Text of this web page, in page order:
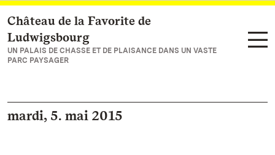
Vers la page d’accueil
Château de la Favorite de
Ludwigsbourg
UN PALAIS DE CHASSE ET DE PLAISANCE DANS UN VASTE
PARC PAYSAGER
mardi, 5. mai 2015